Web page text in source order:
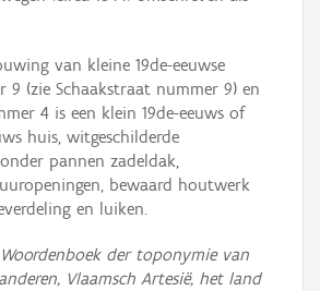
van kleine 19de-eeuwse
9 (zie Schaakstraat nummer 9) en
4 is een klein 19de-eeuws of
huis, witgeschilderde
pannen zadeldak,
bewaard houtwerk
en luiken.
Woordenboek der toponymie van
Vlaamsch Artesië, het land